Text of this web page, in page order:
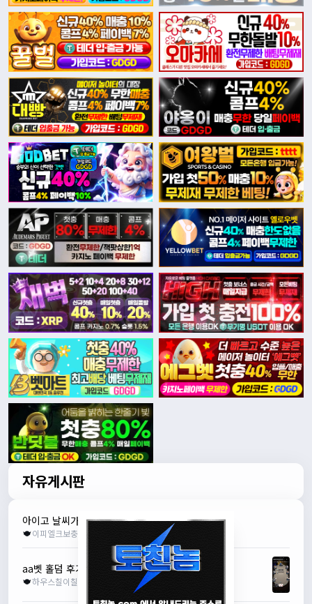
자유게시판
아이고 날씨가
이피엘크보충 2026.08.07
aa벳 홀덤 후기
하우스칠이칠
추천 02026.08.04